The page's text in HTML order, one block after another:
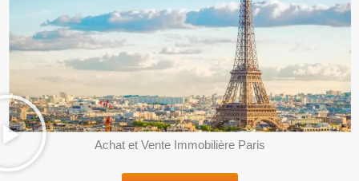
Achat et Vente Immobilière Paris